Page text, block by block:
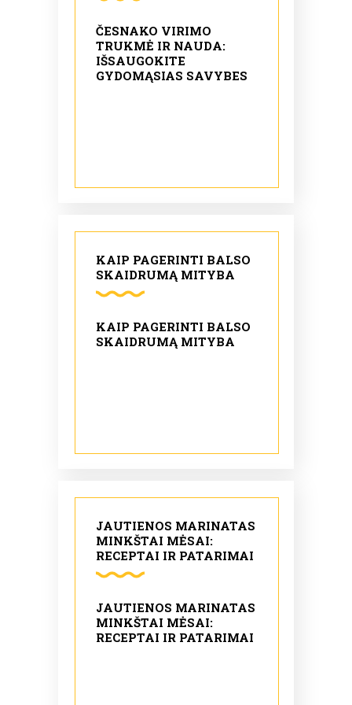
ČESNAKO VIRIMO
TRUKMĖ IR NAUDA:
IŠSAUGOKITE
GYDOMĄSIAS SAVYBES
KAIP PAGERINTI BALSO
SKAIDRUMĄ MITYBA
KAIP PAGERINTI BALSO
SKAIDRUMĄ MITYBA
JAUTIENOS MARINATAS
MINKŠTAI MĖSAI:
RECEPTAI IR PATARIMAI
JAUTIENOS MARINATAS
MINKŠTAI MĖSAI:
RECEPTAI IR PATARIMAI